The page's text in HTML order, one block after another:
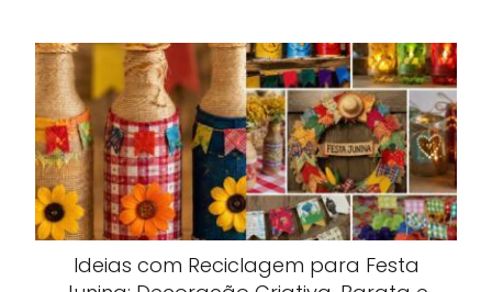
Ideias com Reciclagem para Festa